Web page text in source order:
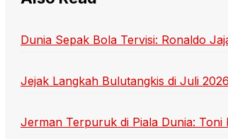
Dunia Sepak Bola Tervisi: Ronaldo
Jejak Langkah Bulutangkis di Juli
Jerman Terpuruk di Piala Dunia: Toni